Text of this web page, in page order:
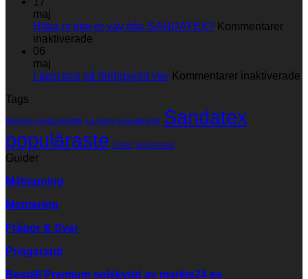
markisväv
maj
Hittar ni inte er väv från SANDATEX? Kommentarer
inaktiverade
inte
SANDATEX?
06
maj
Lägst pris på färdigsydd väv Kommentarer inaktiverade
Tags
Dickson populäraste Lumera populäraste Sandatex
populäraste Sattler populäraste
Guider
Måttagning
Montering
Frågor & Svar
Prisgaranti
Beställ Premium solskydd av markis24.se